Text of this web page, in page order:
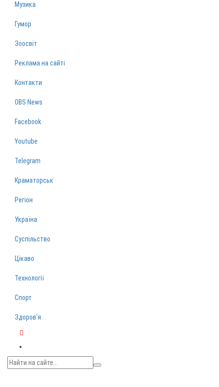
Музика
Гумор
Зоосвіт
Реклама на сайті
Контакти
OBS News
Facebook
Youtube
Telegram
Краматорськ
Регіон
Україна
Суспільство
Цікаво
Технології
Спорт
Здоров‘я